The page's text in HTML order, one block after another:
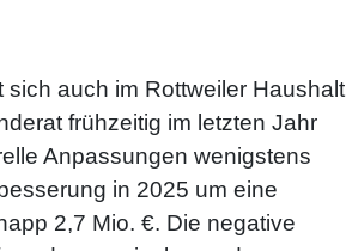
auch im Rottweiler Haushalt
frühzeitig im letzten Jahr
Anpassungen wenigstens
in 2025 um eine
2,7 Mio. €. Die negative